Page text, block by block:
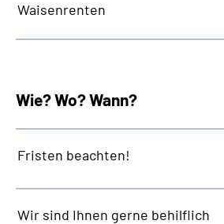
Waisenrenten
Wie? Wo? Wann?
Fristen beachten!
Wir sind Ihnen gerne behilflich